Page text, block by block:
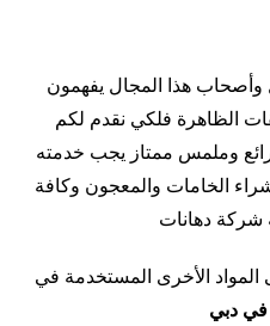
وأصحاب هذا المجال يفهمون
الظاهرة فلكي نقدم لكم
وملمس ممتاز يجب خدمته
الخامات والمعجون وكافة
شركة دهانات
المواد الأخرى المستخدمة في
دبي